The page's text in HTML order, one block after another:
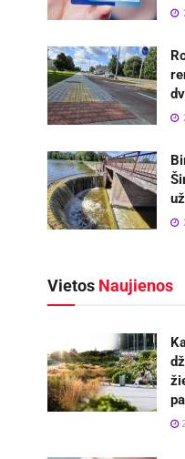
Vietos Naujienos